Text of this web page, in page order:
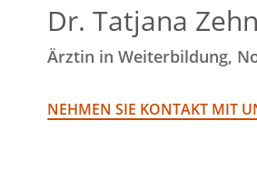
Dr. Tatjana
Ärztin in Weiterbildung,
NEHMEN SIE KONTAKT MIT